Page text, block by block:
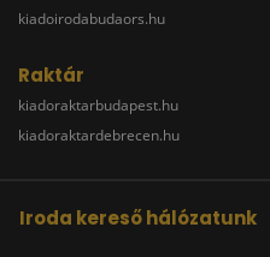
kiadoirodabudaors.hu
Raktár
kiadoraktarbudapest.hu
kiadoraktardebrecen.hu
Iroda kereső hálózatunk